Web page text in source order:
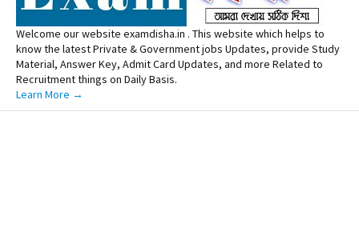
Welcome our website examdisha.in . This website which helps to
know the latest Private & Government jobs Updates, provide Study
Material, Answer Key, Admit Card Updates, and more Related to
Recruitment things on Daily Basis.
Learn More →